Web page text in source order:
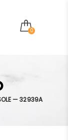
0
— 32939A